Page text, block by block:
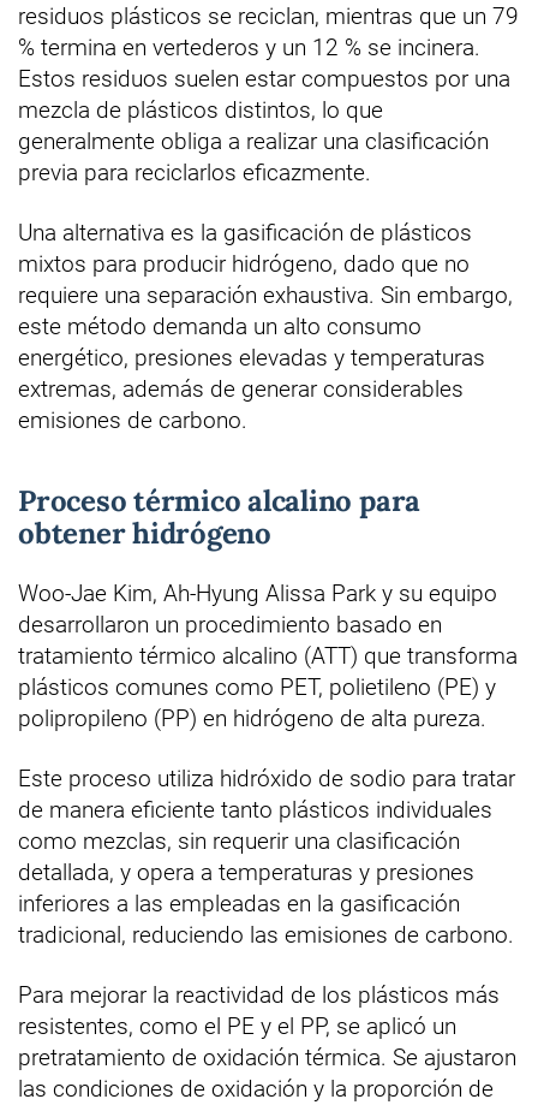
residuos plásticos se reciclan, mientras que un 79
% termina en vertederos y un 12 % se incinera.
Estos residuos suelen estar compuestos por una
mezcla de plásticos distintos, lo que
generalmente obliga a realizar una clasificación
previa para reciclarlos eficazmente.
Una alternativa es la gasificación de plásticos
mixtos para producir hidrógeno, dado que no
requiere una separación exhaustiva. Sin embargo,
este método demanda un alto consumo
energético, presiones elevadas y temperaturas
extremas, además de generar considerables
emisiones de carbono.
Proceso térmico alcalino para
obtener hidrógeno
Woo-Jae Kim, Ah-Hyung Alissa Park y su equipo
desarrollaron un procedimiento basado en
tratamiento térmico alcalino (ATT) que transforma
plásticos comunes como PET, polietileno (PE) y
polipropileno (PP) en hidrógeno de alta pureza.
Este proceso utiliza hidróxido de sodio para tratar
de manera eficiente tanto plásticos individuales
como mezclas, sin requerir una clasificación
detallada, y opera a temperaturas y presiones
inferiores a las empleadas en la gasificación
tradicional, reduciendo las emisiones de carbono.
Para mejorar la reactividad de los plásticos más
resistentes, como el PE y el PP, se aplicó un
pretratamiento de oxidación térmica. Se ajustaron
las condiciones de oxidación y la proporción de